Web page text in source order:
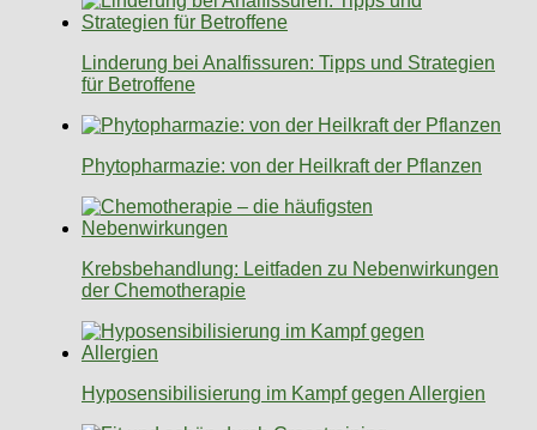
Linderung bei Analfissuren: Tipps und Strategien
für Betroffene
Phytopharmazie: von der Heilkraft der Pflanzen
Krebsbehandlung: Leitfaden zu Nebenwirkungen
der Chemotherapie
Hyposensibilisierung im Kampf gegen Allergien